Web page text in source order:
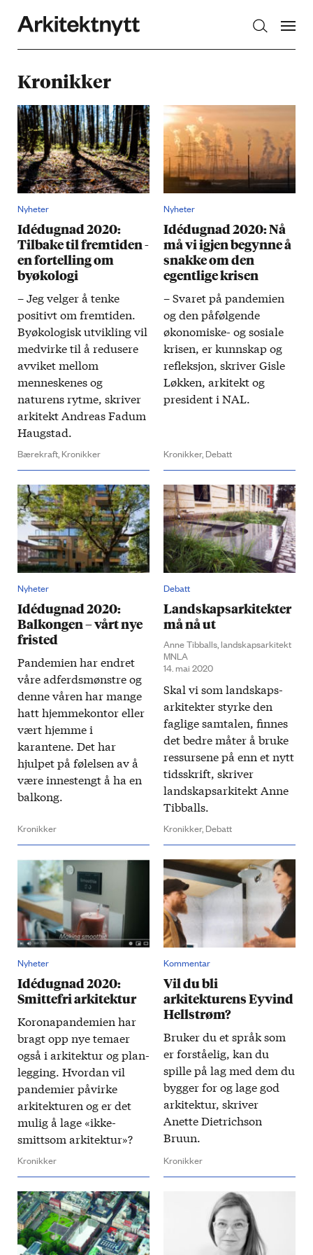
Kronikker
Nyheter
Idédugnad 2020:
Tilbake til fremtiden -
en fortelling om
byøkologi
– Jeg velger å tenke
positivt om frem­tiden.
By­økolog­isk ut­vikling vil
med­virke til å re­dusere
av­viket mellom
menneskenes og
naturens rytme, skriver
arkitekt Andreas Fadum
Haugstad.
Bærekraft, Kronikker
Nyheter
Idédugnad 2020: Nå
må vi igjen begynne å
snakke om den
egentlige krisen
– Svaret på pande­mien
og den på­følgende
økonomiske- og sosiale
krisen, er kunn­skap og
re­fleksjon, skriver Gisle
Løkken, arkitekt og
president i NAL.
Kronikker, Debatt
Nyheter
Idédugnad 2020:
Balkongen – vårt nye
fristed
Pandemien har endret
våre ad­ferds­mønstre og
denne våren har mange
hatt hjemme­kontor eller
vært hjemme i
karantene. Det har
hjulpet på følelsen av å
være inne­stengt å ha en
balkong.
Kronikker
Debatt
Landskaps­arkitekter
må nå ut
Anne Tibballs, landskapsarkitekt
MNLA
14. mai 2020
Skal vi som land­skaps­
arkitekter styrke den
fag­lige sam­talen, finnes
det bedre måter å bruke
ressursene på enn et nytt
tid­sskrift, skriver
landskaps­arkitekt Anne
Tibballs.
Kronikker, Debatt
Nyheter
Idédugnad 2020:
Smittefri arkitektur
Korona­pandemien har
bragt opp nye temaer
også i arkitektur og plan­
legging. Hvordan vil
pande­mier på­virke
arkitekturen og er det
mulig å lage «ikke­-
smittsom arkitektur»?
Kronikker
Kommentar
Vil du bli
arkitekturens Eyvind
Hellstrøm?
Bruker du et språk som
er forståelig, kan du
spille på lag med dem du
bygger for og lage god
arkitektur, skriver
Anette Dietrichson
Bruun.
Kronikker